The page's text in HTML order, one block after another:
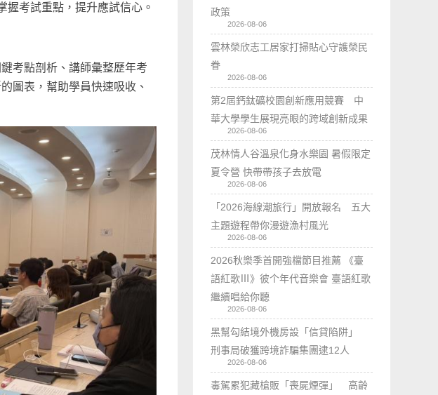
考試重點，提升應試信心。
考點剖析、講師彙整歷年考
圖表，幫助學員快速吸收、
政策
2026-08-06
雲林榮欣志工居家打掃貼心守護榮民
眷
2026-08-06
第2屆鈣鈦礦校園創新應用競賽 中
華大學學生展現亮眼的跨域創新成果
2026-08-06
茂林情人谷溫泉化身水樂園 暑假限定
夏令營 快帶帶孩子去放電
2026-08-06
「2026海線潮旅行」開放報名 五大
主題遊程帶你漫遊漁村風光
2026-08-06
2026秋樂季首開強檔節目推薦 《臺
語紅歌Ⅲ》彼个年代音樂會 臺語紅歌
繼續唱給你聽
2026-08-06
黑幫勾結境外機房設「信貸陷阱」
刑事局破獲跨境詐騙集團逮12人
2026-08-06
毒駕累犯藏槍販「喪屍煙彈」 高齡